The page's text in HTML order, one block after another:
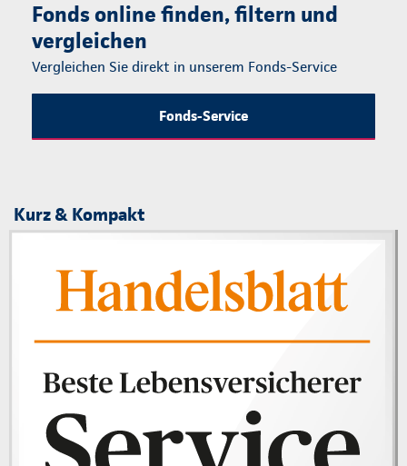
Fonds online finden, filtern und
vergleichen
Vergleichen Sie direkt in unserem Fonds-Service
Fonds-Service
Kurz & Kompakt